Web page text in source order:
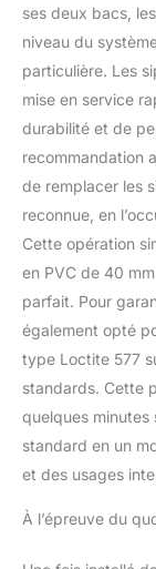
ses deux bacs,
niveau du
particulière. Les
mise en service
durabilité et de
recommandation
de remplacer les
reconnue, en
Cette opération
en PVC de 40
parfait. Pour
également opté
type Loctite 577
standards. Cette
quelques minutes
standard en un
et des usages
À l’épreuve du